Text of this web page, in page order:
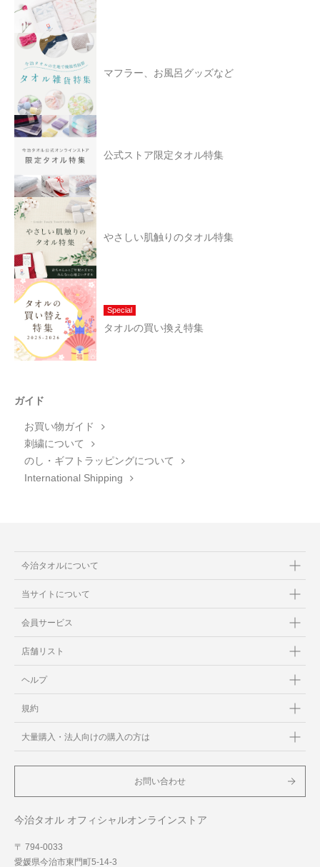
マフラー、お風呂グッズなど
公式ストア限定タオル特集
やさしい肌触りのタオル特集
Special
タオルの買い換え特集
ガイド
お買い物ガイド
刺繍について
のし・ギフトラッピングについて
International Shipping
今治タオルについて
当サイトについて
会員サービス
店舗リスト
ヘルプ
規約
大量購入・法人向けの購入の方は
お問い合わせ
今治タオル オフィシャルオンラインストア
〒 794-0033
愛媛県今治市東門町5-14-3